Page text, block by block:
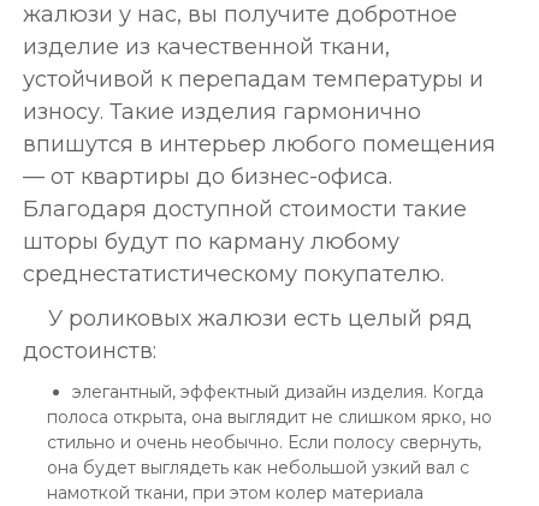
жалюзи у нас, вы получите добротное
изделие из качественной ткани,
устойчивой к перепадам температуры и
износу. Такие изделия гармонично
впишутся в интерьер любого помещения
— от квартиры до бизнес-офиса.
Благодаря доступной стоимости такие
шторы будут по карману любому
среднестатистическому покупателю.
У роликовых жалюзи есть целый ряд
достоинств:
элегантный, эффектный дизайн изделия. Когда
полоса открыта, она выглядит не слишком ярко, но
стильно и очень необычно. Если полосу свернуть,
она будет выглядеть как небольшой узкий вал с
намоткой ткани, при этом колер материала